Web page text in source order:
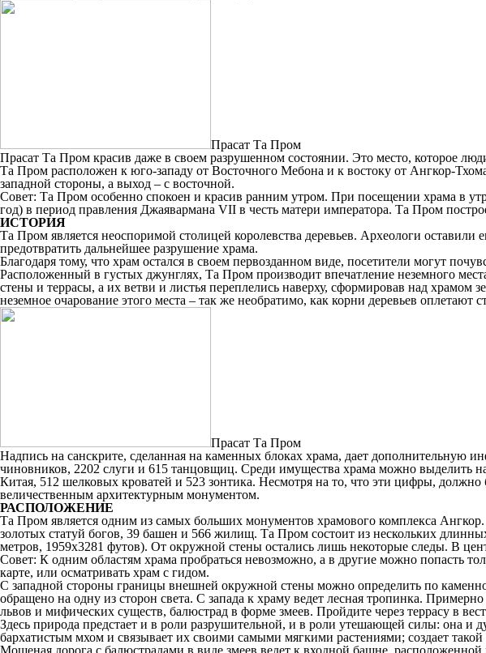
Прасат Та Пром
Прасат Та Пром красив даже в своем разрушенном состоянии. Это место, которое
Та Пром расположен к юго-западу от Восточного Мебона и к востоку от Ангкор-
западной стороны, а выход – с восточной.
Совет: Та Пром особенно спокоен и красив ранним утром. При посещении храма в
год) в период правления Джаявармана VII в честь матери императора. Та Пром
ИСТОРИЯ
Та Пром является неоспоримой столицей королевства деревьев. Археологи
предотвратить дальнейшее разрушение храма.
Благодаря тому, что храм остался в своем первозданном виде, посетители могут
Расположенный в густых джунглях, Та Пром производит впечатление неземного
стены и террасы, а их ветви и листья переплелись наверху, сформировав над
неземное очарование этого места – так же необратимо, как корни деревьев
Прасат Та Пром
Надпись на санскрите, сделанная на каменных блоках храма, дает
чиновников, 2202 слуги и 615 танцовщиц. Среди имущества храма можно выделить
Китая, 512 шелковых кроватей и 523 зонтика. Несмотря на то, что эти цифры,
величественным архитектурным монументом.
РАСПОЛОЖЕНИЕ
Та Пром является одним из самых больших монументов храмового комплекса
золотых статуй богов, 39 башен и 566 жилищ. Та Пром состоит из нескольких
метров, 1959х3281 футов). От окружной стены остались лишь некоторые следы. В
Совет: К одним областям храма пробраться невозможно, а в другие можно попасть
карте, или осматривать храм с гидом.
С западной стороны границы внешней окружной стены можно определить по
обращено на одну из сторон света. С запада к храму ведет лесная тропинка.
львов и мифических существ, балюстрад в форме змеев. Пройдите через террасу в
Здесь природа предстает и в роли разрушительной, и в роли утешающей силы: она
бархатистым мхом и связывает их своими самыми мягкими растениями; создает
Мощеная дорога с балюстрадами в виде змеев ведет к входной башне,